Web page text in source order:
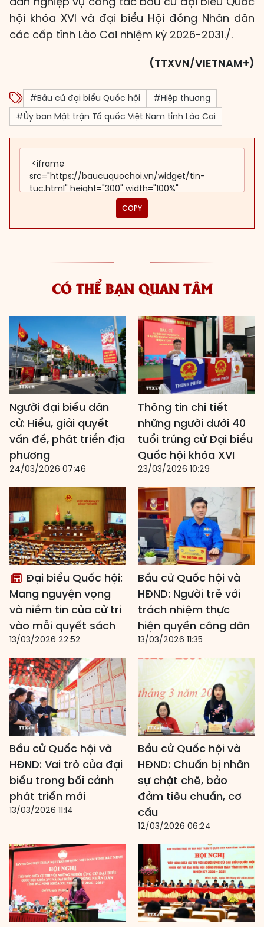
hội khóa XVI và đại biểu Hội đồng Nhân dân
các cấp tỉnh Lào Cai nhiệm kỳ 2026-2031./.
(TTXVN/VIETNAM+)
#Bầu cử đại biểu Quốc hội
#Hiệp thương
#Ủy ban Mặt trận Tổ quốc Việt Nam tỉnh Lào Cai
COPY
CÓ THỂ BẠN QUAN TÂM
Người đại biểu dân
cử: Hiểu, giải quyết
vấn đề, phát triển địa
phương
24/03/2026 07:46
Thông tin chi tiết
những người dưới 40
tuổi trúng cử Đại biểu
Quốc hội khóa XVI
23/03/2026 10:29
Đại biểu Quốc hội:
Mang nguyện vọng
và niềm tin của cử tri
vào mỗi quyết sách
13/03/2026 22:52
Bầu cử Quốc hội và
HĐND: Người trẻ với
trách nhiệm thực
hiện quyền công dân
13/03/2026 11:35
Bầu cử Quốc hội và
HĐND: Vai trò của đại
biểu trong bối cảnh
phát triển mới
13/03/2026 11:14
Bầu cử Quốc hội và
HĐND: Chuẩn bị nhân
sự chặt chẽ, bảo
đảm tiêu chuẩn, cơ
cấu
12/03/2026 06:24